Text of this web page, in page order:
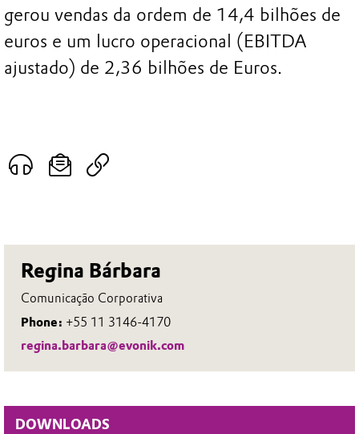
Regina Bárbara
Comunicação Corporativa
Phone: +55 11 3146-4170
regina.barbara@evonik.com
DOWNLOADS
gerou vendas da ordem de 14,4 bilhões de
euros e um lucro operacional (EBITDA
ajustado) de 2,36 bilhões de Euros.